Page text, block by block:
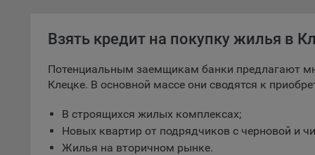
Взять кредит на покупку жилья в
Потенциальным заемщикам банки предлагают
Клецке. В основной массе они сводятся к
В строящихся жилых комплексах;
Новых квартир от подрядчиков с черновой и
Жилья на вторичном рынке.